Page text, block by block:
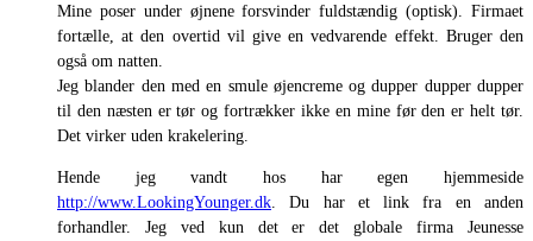
Mine poser under øjnene forsvinder fuldstændig (optisk). Firmaet
fortælle, at den overtid vil give en vedvarende effekt. Bruger den
også om natten.
Jeg blander den med en smule øjencreme og dupper dupper dupper
til den næsten er tør og fortrækker ikke en mine før den er helt tør.
Det virker uden krakelering.
Hende jeg vandt hos har egen hjemmeside
http://www.LookingYounger.dk . Du har et link fra en anden
forhandler. Jeg ved kun det er det globale firma Jeunesse